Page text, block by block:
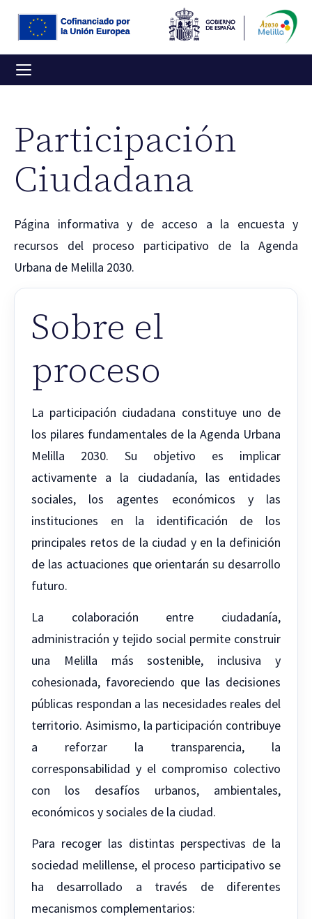
Participación
Ciudadana
Página informativa y de acceso a la encuesta y
recursos del proceso participativo de la Agenda
Urbana de Melilla 2030.
Sobre el
proceso
La participación ciudadana constituye uno de
los pilares fundamentales de la Agenda Urbana
Melilla 2030. Su objetivo es implicar
activamente a la ciudadanía, las entidades
sociales, los agentes económicos y las
instituciones en la identificación de los
principales retos de la ciudad y en la definición
de las actuaciones que orientarán su desarrollo
futuro.
La colaboración entre ciudadanía,
administración y tejido social permite construir
una Melilla más sostenible, inclusiva y
cohesionada, favoreciendo que las decisiones
públicas respondan a las necesidades reales del
territorio. Asimismo, la participación contribuye
a reforzar la transparencia, la
corresponsabilidad y el compromiso colectivo
con los desafíos urbanos, ambientales,
económicos y sociales de la ciudad.
Para recoger las distintas perspectivas de la
sociedad melillense, el proceso participativo se
ha desarrollado a través de diferentes
mecanismos complementarios: